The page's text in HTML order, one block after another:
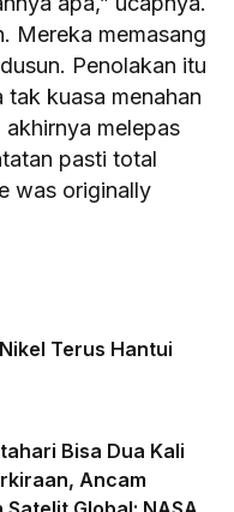
Mereka memasang
Penolakan itu
kuasa menahan
melepas
pasti total
was originally
Terus Hantui
Bisa Dua Kali
Ancam